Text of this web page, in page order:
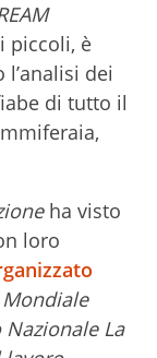
piccoli, è
dei
di tutto il
ha visto
loro
La